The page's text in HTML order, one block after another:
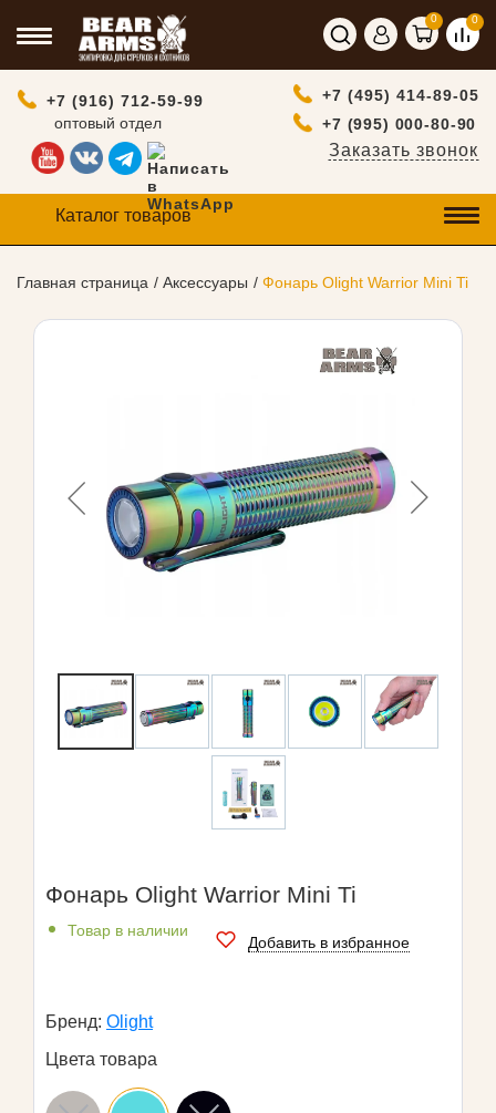
0 0
+7 (916) 712-59-99
оптовый отдел
+7 (495) 414-89-05
+7 (995) 000-80-90
Заказать звонок
Каталог товаров
Главная страница Аксессуары Фонарь Olight Warrior Mini Ti
Фонарь Olight Warrior Mini Ti
Товар в наличии
Добавить в избранное
Бренд: Olight
Цвета товара